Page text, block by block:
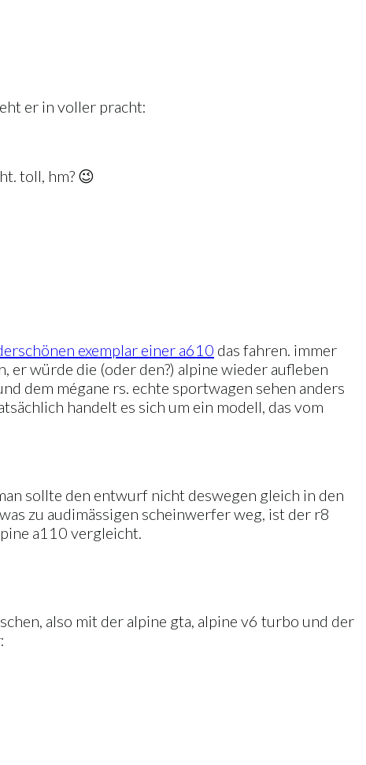
er in voller pracht:
toll, hm? 😉
exemplar einer a610 das fahren. immer
würde die (oder den?) alpine wieder aufleben
dem mégane rs. echte sportwagen sehen anders
handelt es sich um ein modell, das vom
sollte den entwurf nicht deswegen gleich in den
zu audimässigen scheinwerfer weg, ist der r8
a110 vergleicht.
also mit der alpine gta, alpine v6 turbo und der